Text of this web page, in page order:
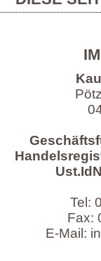
Tel:
Fax:
E-Mail: